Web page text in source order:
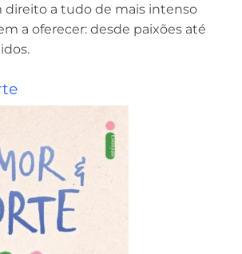
direito a tudo de mais intenso
a oferecer: desde paixões até